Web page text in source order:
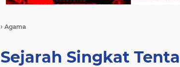
› Agama
Sejarah Singkat